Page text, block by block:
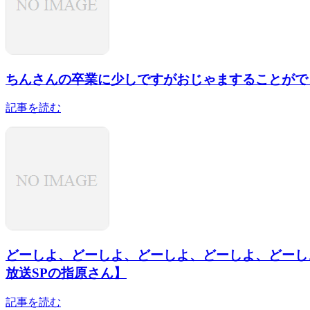
ちんさんの卒業に少しですがおじゃますることが
記事を読む
どーしよ、どーしよ、どーしよ、どーしよ、どー
放送SPの指原さん】
記事を読む